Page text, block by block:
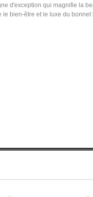
d'exception qui magnifie la
bien-être et le luxe du bonnet